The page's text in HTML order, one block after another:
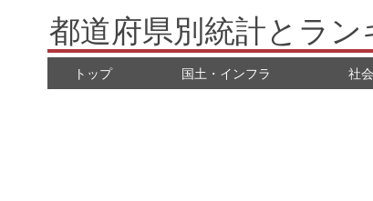
都道府県別統計とラ
トップ 国土・インフラ 社